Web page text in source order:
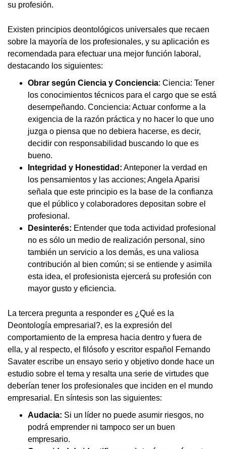
su profesión.
Existen principios deontológicos universales que recaen
sobre la mayoría de los profesionales, y su aplicación es
recomendada para efectuar una mejor función laboral,
destacando los siguientes:
Obrar según Ciencia y Conciencia: Ciencia: Tener
los conocimientos técnicos para el cargo que se está
desempeñando. Conciencia: Actuar conforme a la
exigencia de la razón práctica y no hacer lo que uno
juzga o piensa que no debiera hacerse, es decir,
decidir con responsabilidad buscando lo que es
bueno.
Integridad y Honestidad: Anteponer la verdad en
los pensamientos y las acciones; Angela Aparisi
señala que este principio es la base de la confianza
que el público y colaboradores depositan sobre el
profesional.
Desinterés: Entender que toda actividad profesional
no es sólo un medio de realización personal, sino
también un servicio a los demás, es una valiosa
contribución al bien común; si se entiende y asimila
esta idea, el profesionista ejercerá su profesión con
mayor gusto y eficiencia.
La tercera pregunta a responder es ¿Qué es la
Deontología empresarial?, es la expresión del
comportamiento de la empresa hacia dentro y fuera de
ella, y al respecto, el filósofo y escritor español Fernando
Savater escribe un ensayo serio y objetivo donde hace un
estudio sobre el tema y resalta una serie de virtudes que
deberían tener los profesionales que inciden en el mundo
empresarial. En síntesis son las siguientes:
Audacia: Si un líder no puede asumir riesgos, no
podrá emprender ni tampoco ser un buen
empresario.